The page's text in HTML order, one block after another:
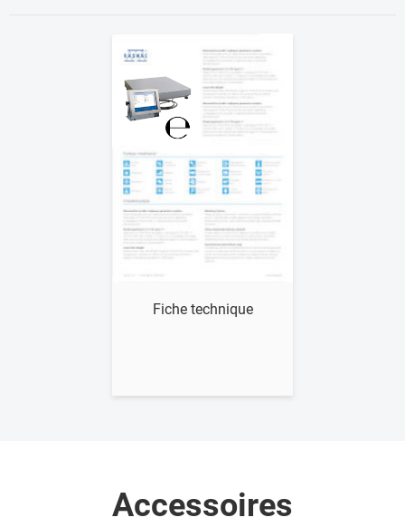
Fiche technique
Accessoires